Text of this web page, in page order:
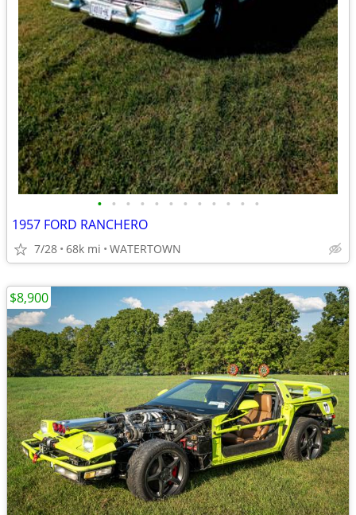
• • • • • • • • • • • •
1957 FORD RANCHERO
7/28 68k mi WATERTOWN
$8,900